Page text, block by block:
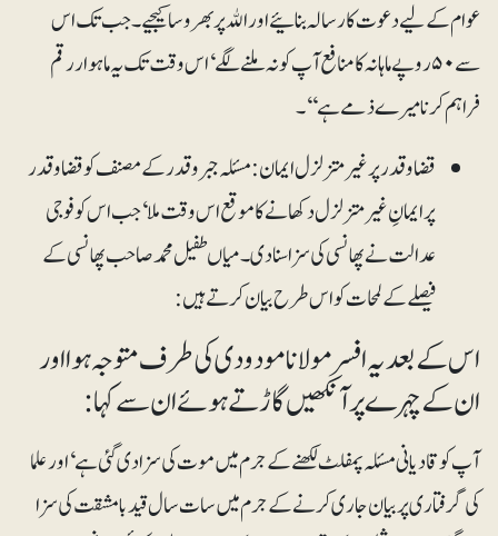
عوام کے لیے دعوت کا رسالہ بنائیے اور اﷲ پر بھروسا کیجیے۔ جب تک اس
سے ۵۰ روپے ماہانہ کا منافع آپ کو نہ ملنے لگے‘ اس وقت تک یہ ماہوار رقم
فراہم کرنا میرے ذمے ہے‘‘۔
قضا و قدر پر غیر متزلزل ایمان: مسئلہ جبرو قدر کے مصنف کو قضا و قدر
پر ایمانِ غیر متزلزل دکھانے کا موقع اس وقت ملا‘ جب اس کو فوجی
عدالت نے پھانسی کی سزا سنا دی۔ میاں طفیل محمد صاحب پھانسی کے
فیصلے کے لمحات کو اس طرح بیان کرتے ہیں:
اس کے بعد یہ افسر مولانا مودودی کی طرف متوجہ ہوا اور
ان کے چہرے پر آنکھیں گاڑتے ہوئے ان سے کہا:
آپ کوقادیانی مسئلہ پمفلٹ لکھنے کے جرم میں موت کی سزا دی گئی ہے‘ اور علما
کی گرفتاری پر بیان جاری کرنے کے جرم میں سات سال قید بامشقت کی سزا